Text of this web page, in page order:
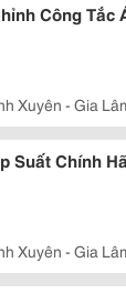
Công Tắc
Xuyên - Gia
Suất Chính
Xuyên - Gia